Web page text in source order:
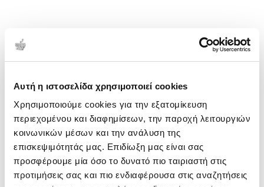
Αυτή η ιστοσελίδα χρησιμοποιεί cookies
Χρησιμοποιούμε cookies για την εξατομίκευση
περιεχομένου και διαφημίσεων, την παροχή λειτουργιών
κοινωνικών μέσων και την ανάλυση της
επισκεψιμότητάς μας. Επιδίωξη μας είναι σας
προσφέρουμε μία όσο το δυνατό πιο ταιριαστή στις
προτιμήσεις σας και πιο ενδιαφέρουσα στις αναζητήσεις